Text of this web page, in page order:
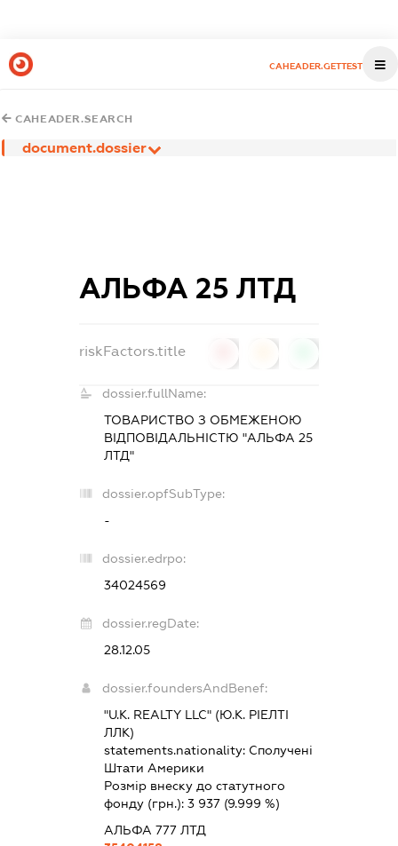
CAHEADER.GETTEST
CAHEADER.SEARCH
document.dossier
АЛЬФА 25 ЛТД
riskFactors.title
dossier.fullName:
ТОВАРИСТВО З ОБМЕЖЕНОЮ
ВІДПОВІДАЛЬНІСТЮ "АЛЬФА 25
ЛТД"
dossier.opfSubType:
-
dossier.edrpo:
34024569
dossier.regDate:
28.12.05
dossier.foundersAndBenef:
"U.К. REALTY LLC" (Ю.К. РІЕЛТІ
ЛЛК)
statements.nationality: Сполучені
Штати Америки
Розмір внеску до статутного
фонду (грн.):3 937 (9.999 %)
АЛЬФА 777 ЛТД